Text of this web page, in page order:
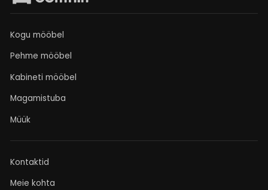
Kogu mööbel
Pehme mööbel
Kabineti mööbel
Magamistuba
Müük
Kontaktid
Meie kohta